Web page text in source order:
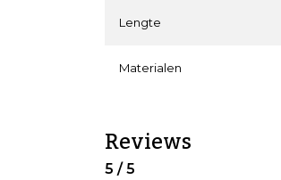
Lengte
Materialen
Reviews
5 / 5